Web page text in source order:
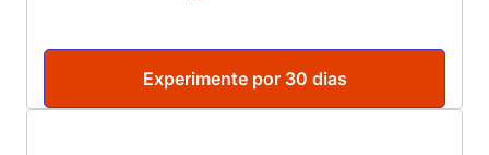
Experimente por 30 dias